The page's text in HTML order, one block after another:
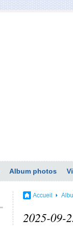
Album photos
Accueil
2025-09-